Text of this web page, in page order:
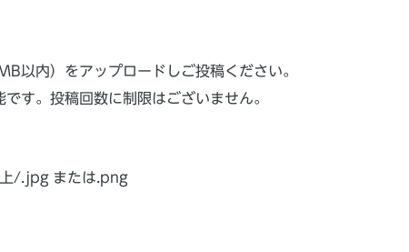
以内）をアップロードしご投稿ください。
す。投稿回数に制限はございません。
/.jpg または.png